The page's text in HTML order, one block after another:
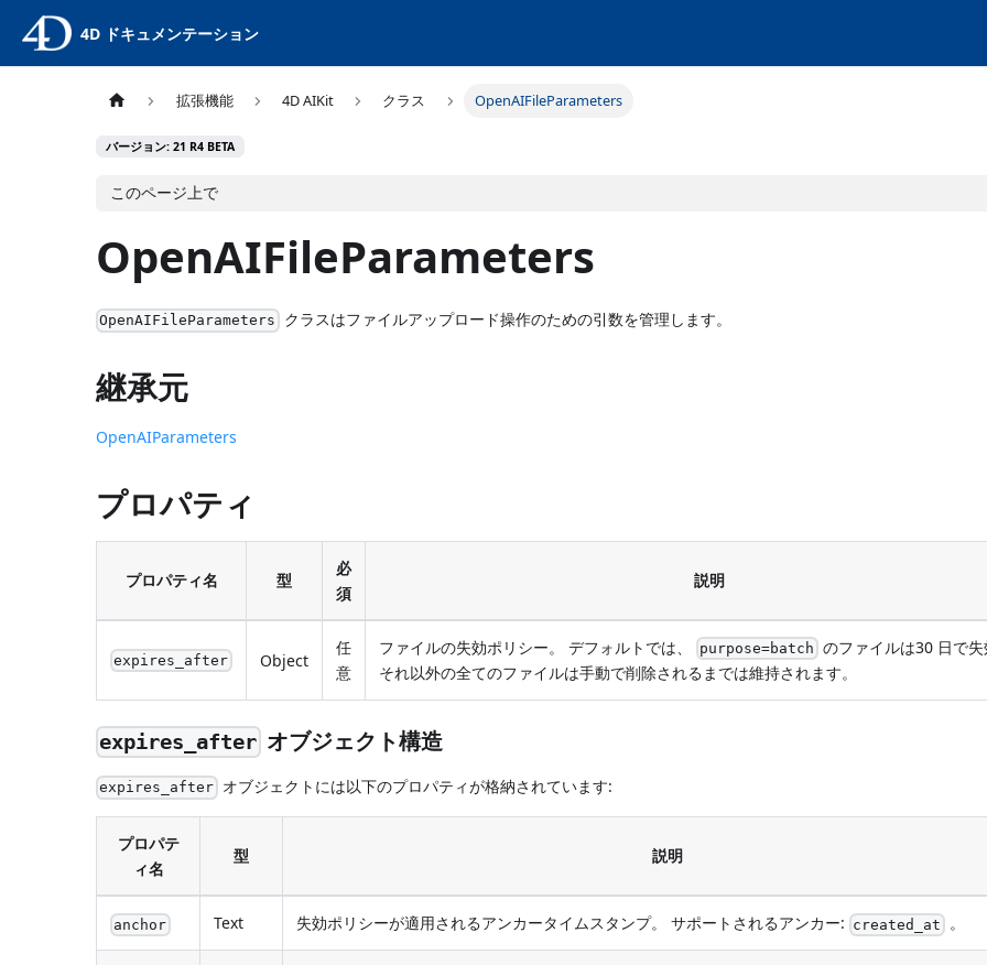
4D ドキュメンテーション
拡張機能 4D AIKit クラス OpenAIFileParameters
バージョン: 21 R4 BETA
このページ上で
OpenAIFileParameters
OpenAIFileParameters クラスはファイルアップロード操作のための引数を管理します。
継承元
OpenAIParameters
プロパティ
プロパティ名 型
必
須
説明
expires_after Object
任
意
ファイルの失効ポリシー。 デフォルトでは、 purpose=batch のファイルは30 日で失
それ以外の全てのファイルは手動で削除されるまでは維持されます。
expires_after オブジェクト構造
expires_after オブジェクトには以下のプロパティが格納されています:
プロパテ
ィ名
型 説明
anchor Text 失効ポリシーが適用されるアンカータイムスタンプ。 サポートされるアンカー: created_at 。